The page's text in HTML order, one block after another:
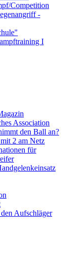
Competition
-
I
Association
den Ball an?
2 am Netz
für
Aufschläger